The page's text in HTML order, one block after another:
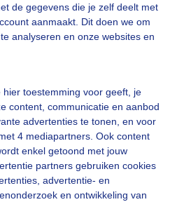
de gegevens die je zelf deelt met
aanmaakt. Dit doen we om
analyseren en onze websites en
toestemming voor geeft, je
content, communicatie en aanbod
advertenties te tonen, en voor
4 mediapartners. Ook content
enkel getoond met jouw
partners gebruiken cookies
advertentie- en
en ontwikkeling van